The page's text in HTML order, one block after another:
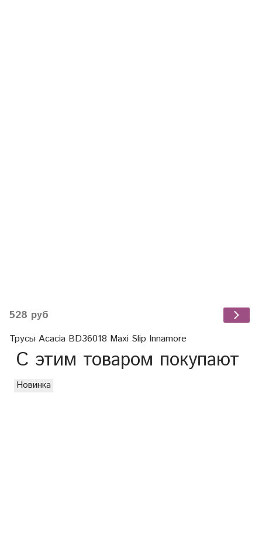
528 руб
Трусы Acacia BD36018 Maxi Slip Innamore
С этим товаром покупают
Новинка